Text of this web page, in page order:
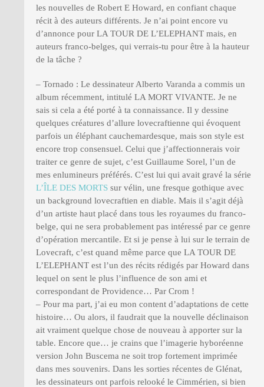
les nouvelles de Robert E Howard, en confiant chaque
récit à des auteurs différents. Je n’ai point encore vu
d’annonce pour LA TOUR DE L’ELEPHANT mais, en
auteurs franco-belges, qui verrais-tu pour être à la hauteur
de la tâche ?
– Tornado : Le dessinateur Alberto Varanda a commis un
album récemment, intitulé LA MORT VIVANTE. Je ne
sais si cela a été porté à ta connaissance. Il y dessine
quelques créatures d’allure lovecraftienne qui évoquent
parfois un éléphant cauchemardesque, mais son style est
encore trop consensuel. Celui que j’affectionnerais voir
traiter ce genre de sujet, c’est Guillaume Sorel, l’un de
mes enlumineurs préférés. C’est lui qui avait gravé la série
L’ÎLE DES MORTS sur vélin, une fresque gothique avec
un background lovecraftien en diable. Mais il s’agit déjà
d’un artiste haut placé dans tous les royaumes du franco-
belge, qui ne sera probablement pas intéressé par ce genre
d’opération mercantile. Et si je pense à lui sur le terrain de
Lovecraft, c’est quand même parce que LA TOUR DE
L’ELEPHANT est l’un des récits rédigés par Howard dans
lequel on sent le plus l’influence de son ami et
correspondant de Providence… Par Crom !
– Pour ma part, j’ai eu mon content d’adaptations de cette
histoire… Ou alors, il faudrait que la nouvelle déclinaison
ait vraiment quelque chose de nouveau à apporter sur la
table. Encore que… je crains que l’imagerie hyboréenne
version John Buscema ne soit trop fortement imprimée
dans mes souvenirs. Dans les sorties récentes de Glénat,
les dessinateurs ont parfois relooké le Cimmérien, si bien